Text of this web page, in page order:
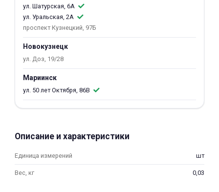
ул. Шатурская, 6А
ул. Уральская, 2А
проспект Кузнецкий, 97Б
Новокузнецк
ул. Доз, 19/28
Мариинск
ул. 50 лет Октября, 86В
Описание и характеристики
Единица измерений шт
Вес, кг 0,03
раз в 2
недели
Остались вопросы?
8 800 302-02-51
plait.ru